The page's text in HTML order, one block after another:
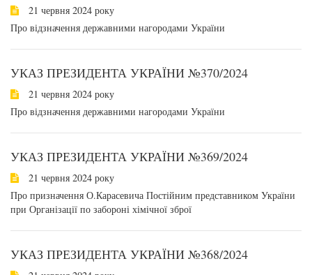
21 червня 2024 року
Про відзначення державними нагородами України
УКАЗ ПРЕЗИДЕНТА УКРАЇНИ №370/2024
21 червня 2024 року
Про відзначення державними нагородами України
УКАЗ ПРЕЗИДЕНТА УКРАЇНИ №369/2024
21 червня 2024 року
Про призначення О.Карасевича Постійним представником України
при Організації по забороні хімічної зброї
УКАЗ ПРЕЗИДЕНТА УКРАЇНИ №368/2024